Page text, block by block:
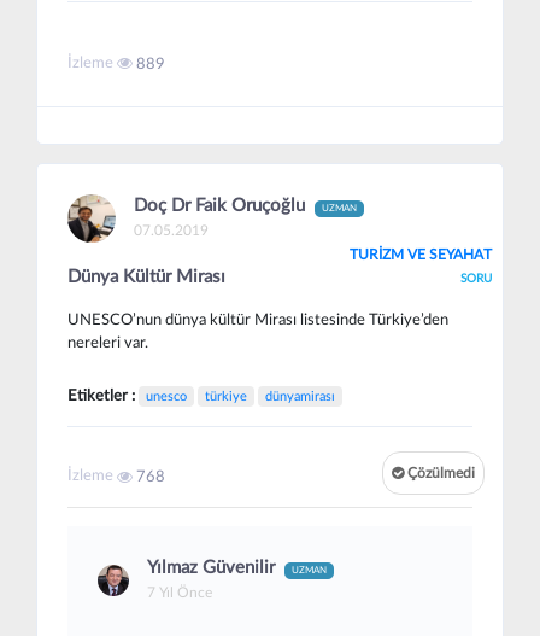
İzleme 889
Doç Dr Faik Oruçoğlu UZMAN
07.05.2019
TURİZM VE SEYAHAT
SORU
Dünya Kültür Mirası
UNESCO’nun dünya kültür Mirası listesinde Türkiye’den
nereleri var.
Etiketler : unesco türkiye dünyamirası
Çözülmedi
İzleme 768
Yılmaz Güvenilir UZMAN
7 Yıl Önce